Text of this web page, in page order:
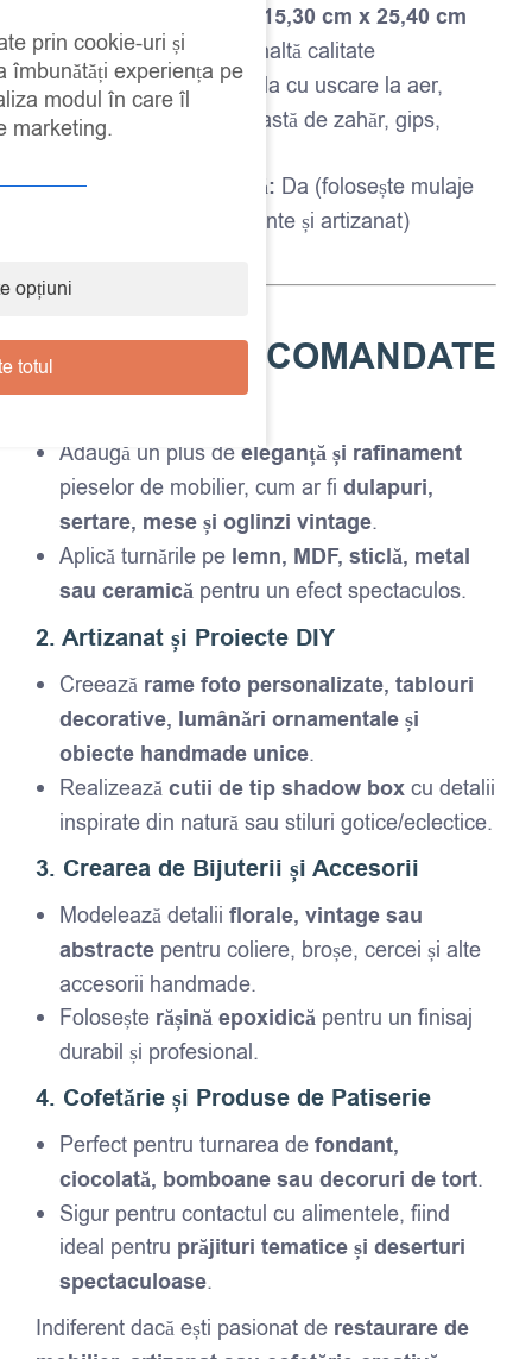
15,30 cm x 25,40 cm
Material:Silicon de înaltă calitate
Compatibilitate: Argila cu uscare la aer,
rășină, lut polimeric, pastă de zahăr, gips,
Siguranță alimentară: Da (folosește mulaje
separate pentru alimente și artizanat)
UTILIZĂRI RECOMANDATE
1. Decor Mobilier
Adaugă un plus de eleganță și rafinament
pieselor de mobilier, cum ar fi dulapuri,
sertare, mese și oglinzi vintage.
Aplică turnările pe lemn, MDF, sticlă, metal
sau ceramică pentru un efect spectaculos.
2. Artizanat și Proiecte DIY
Creează rame foto personalizate, tablouri
decorative, lumânări ornamentale și
obiecte handmade unice.
Realizează cutii de tip shadow box cu detalii
inspirate din natură sau stiluri gotice/eclectice.
3. Crearea de Bijuterii și Accesorii
Modelează detalii florale, vintage sau
abstracte pentru coliere, broșe, cercei și alte
accesorii handmade.
Folosește rășină epoxidică pentru un finisaj
durabil și profesional.
4. Cofetărie și Produse de Patiserie
Perfect pentru turnarea de fondant,
ciocolată, bomboane sau decoruri de tort.
Sigur pentru contactul cu alimentele, fiind
ideal pentru prăjituri tematice și deserturi
spectaculoase.
Indiferent dacă ești pasionat de restaurare de
prin cookie-uri și
îmbunătăți experiența pe
modul în care îl
marketing.
opțiuni
totul